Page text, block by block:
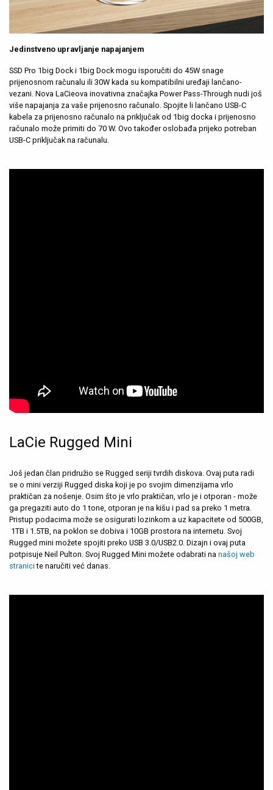
Jedinstveno upravljanje napajanjem
SSD Pro 1big Dock i 1big Dock mogu isporučiti do 45W snage
prijenosnom računalu ili 30W kada su kompatibilni uređaji lančano-
vezani. Nova LaCieova inovativna značajka Power Pass-Through nudi još
više napajanja za vaše prijenosno računalo. Spojite li lančano USB-C
kabela za prijenosno računalo na priključak od 1big docka i prijenosno
računalo može primiti do 70 W. Ovo također oslobađa prijeko potreban
USB-C priključak na računalu.
LaCie Rugged Mini
Još jedan član pridružio se Rugged seriji tvrdih diskova. Ovaj puta radi
se o mini verziji Rugged diska koji je po svojim dimenzijama vrlo
praktičan za nošenje. Osim što je vrlo praktičan, vrlo je i otporan - može
ga pregaziti auto do 1 tone, otporan je na kišu i pad sa preko 1 metra.
Pristup podacima može se osigurati lozinkom a uz kapacitete od 500GB,
1TB i 1.5TB, na poklon se dobiva i 10GB prostora na internetu. Svoj
Rugged mini možete spojiti preko USB 3.0/USB2.0. Dizajn i ovaj puta
potpisuje Neil Pulton. Svoj Rugged Mini možete odabrati na našoj web
stranicite naručiti već danas.